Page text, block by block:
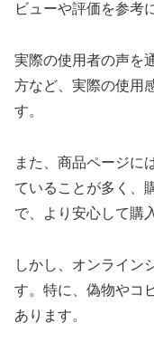
ビューや評価を参考
実際の使用者の声を
方など、実際の使用
す。
また、商品ページに
ていることが多く、
で、より安心して購
しかし、オンライン
す。特に、偽物やコ
あります。